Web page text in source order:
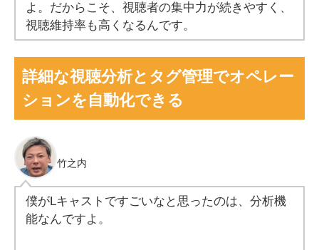
よ。だからこそ、視聴者の集中力が続きやすく、
視聴維持率も高くなるんです。
詳細な視聴分析とタグ管理でオペレー
ションを自動化できる
竹之内
僕がLキャストですごいなと思ったのは、分析機
能なんですよ。